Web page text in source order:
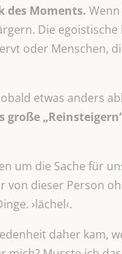
des Moments.
Die
oder Menschen,
etwas anders
um die Sache für
dieser Person
›lächel‹.
daher kam,